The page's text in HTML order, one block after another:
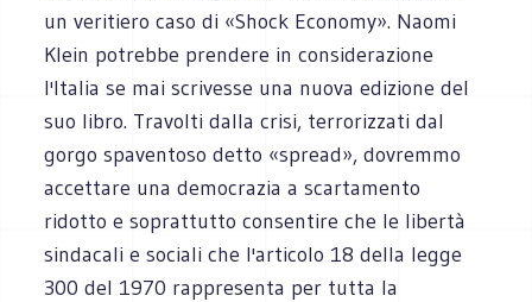
un veritiero caso di «Shock Economy». Naomi
Klein potrebbe prendere in considerazione
l'Italia se mai scrivesse una nuova edizione del
suo libro. Travolti dalla crisi, terrorizzati dal
gorgo spaventoso detto «spread», dovremmo
accettare una democrazia a scartamento
ridotto e soprattutto consentire che le libertà
sindacali e sociali che l'articolo 18 della legge
300 del 1970 rappresenta per tutta la